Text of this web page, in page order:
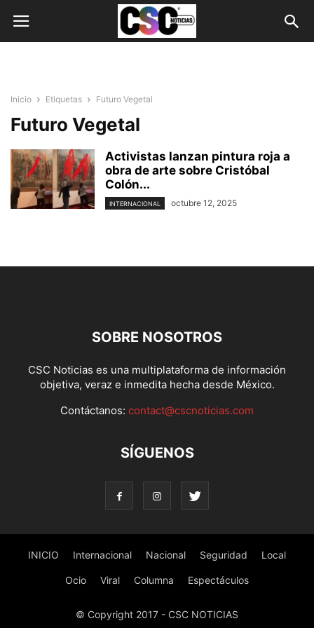
Inicio Etiquetas Futuro Vegetal
Futuro Vegetal
Activistas lanzan pintura roja a
obra de arte sobre Cristóbal
Colón...
INTERNACIONAL octubre 12, 2025
SOBRE NOSOTROS
CSC Noticias es una multiplataforma de información
objetiva, veraz e inmedita hecha desde México.
Contáctanos: contact@cscnoticias.com
SÍGUENOS
INICIO Internacional Nacional Seguridad Local
Ocio Viral Columna Espectáculos
© Copyright 2017 - CSC NOTICIAS